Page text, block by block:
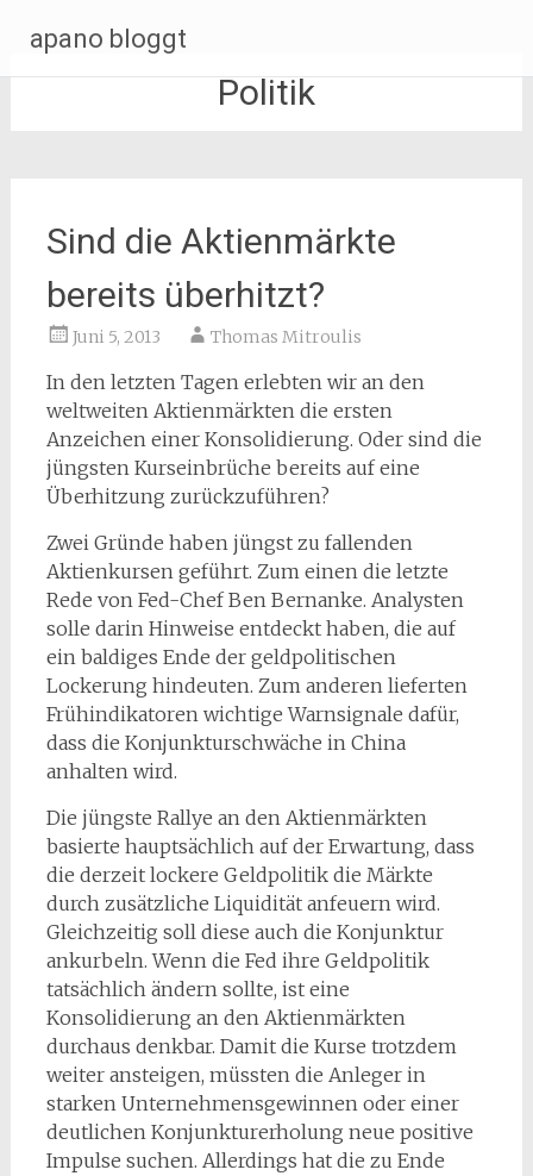
Inhalt
springen
apano bloggt
Politik
Sind die Aktienmärkte
bereits überhitzt?
Juni 5, 2013 Thomas Mitroulis
In den letzten Tagen erlebten wir an den
weltweiten Aktienmärkten die ersten
Anzeichen einer Konsolidierung. Oder sind die
jüngsten Kurseinbrüche bereits auf eine
Überhitzung zurückzuführen?
Zwei Gründe haben jüngst zu fallenden
Aktienkursen geführt. Zum einen die letzte
Rede von Fed-Chef Ben Bernanke. Analysten
solle darin Hinweise entdeckt haben, die auf
ein baldiges Ende der geldpolitischen
Lockerung hindeuten. Zum anderen lieferten
Frühindikatoren wichtige Warnsignale dafür,
dass die Konjunkturschwäche in China
anhalten wird.
Die jüngste Rallye an den Aktienmärkten
basierte hauptsächlich auf der Erwartung, dass
die derzeit lockere Geldpolitik die Märkte
durch zusätzliche Liquidität anfeuern wird.
Gleichzeitig soll diese auch die Konjunktur
ankurbeln. Wenn die Fed ihre Geldpolitik
tatsächlich ändern sollte, ist eine
Konsolidierung an den Aktienmärkten
durchaus denkbar. Damit die Kurse trotzdem
weiter ansteigen, müssten die Anleger in
starken Unternehmensgewinnen oder einer
deutlichen Konjunkturerholung neue positive
Impulse suchen. Allerdings hat die zu Ende